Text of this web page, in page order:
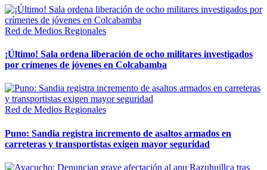
Red de Medios Regionales
¡Último! Sala ordena liberación de ocho militares investigados
por crímenes de jóvenes en Colcabamba
Red de Medios Regionales
Puno: Sandia registra incremento de asaltos armados en
carreteras y transportistas exigen mayor seguridad